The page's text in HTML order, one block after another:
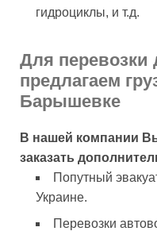
гидроциклы, и т.д.
Для перевозки
предлагаем
Барышевке
В нашей компании
заказать
Попутный
Украине.
Перевозки